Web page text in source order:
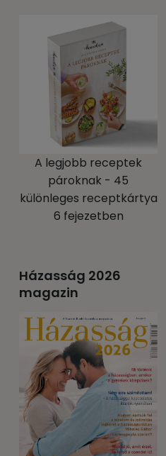
A legjobb receptek
pároknak - 45
különleges receptkártya
6 fejezetben
Házasság 2026
magazin